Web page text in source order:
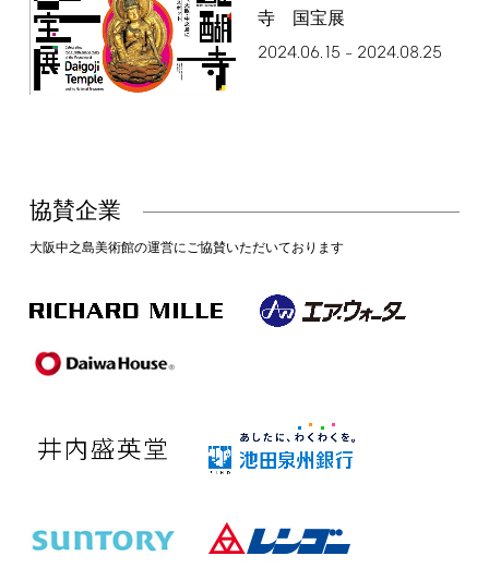
寺 国宝展
2024.06.15 – 2024.08.25
協賛企業
大阪中之島美術館の運営にご協賛いただいております